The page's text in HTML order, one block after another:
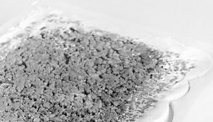
jako Partner CNC
Rejestracja